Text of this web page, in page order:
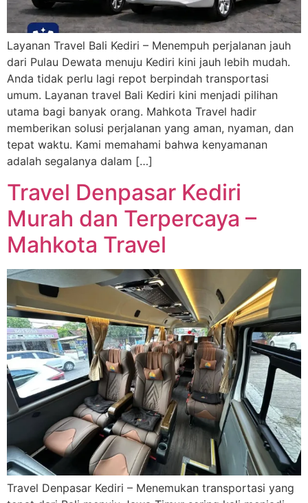
Layanan Travel Bali Kediri – Menempuh perjalanan jauh
dari Pulau Dewata menuju Kediri kini jauh lebih mudah.
Anda tidak perlu lagi repot berpindah transportasi
umum. Layanan travel Bali Kediri kini menjadi pilihan
utama bagi banyak orang. Mahkota Travel hadir
memberikan solusi perjalanan yang aman, nyaman, dan
tepat waktu. Kami memahami bahwa kenyamanan
adalah segalanya dalam […]
Travel Denpasar Kediri
Murah dan Terpercaya –
Mahkota Travel
Travel Denpasar Kediri – Menemukan transportasi yang